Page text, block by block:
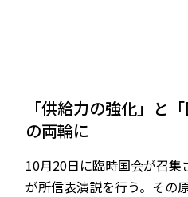
JP
「供給力の強化」と
の両輪に
10月20日に臨時国会が召
が所信表演説を行う。その